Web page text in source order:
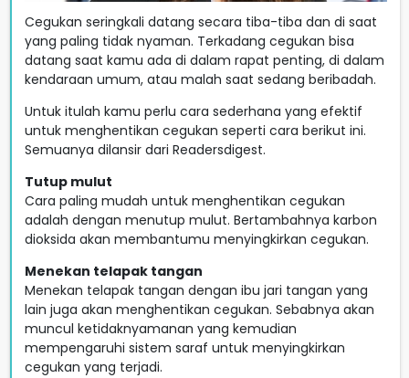
Cegukan seringkali datang secara tiba-tiba dan di saat
yang paling tidak nyaman. Terkadang cegukan bisa
datang saat kamu ada di dalam rapat penting, di dalam
kendaraan umum, atau malah saat sedang beribadah.
Untuk itulah kamu perlu cara sederhana yang efektif
untuk menghentikan cegukan seperti cara berikut ini.
Semuanya dilansir dari Readersdigest.
Tutup mulut
Cara paling mudah untuk menghentikan cegukan
adalah dengan menutup mulut. Bertambahnya karbon
dioksida akan membantumu menyingkirkan cegukan.
Menekan telapak tangan
Menekan telapak tangan dengan ibu jari tangan yang
lain juga akan menghentikan cegukan. Sebabnya akan
muncul ketidaknyamanan yang kemudian
mempengaruhi sistem saraf untuk menyingkirkan
cegukan yang terjadi.